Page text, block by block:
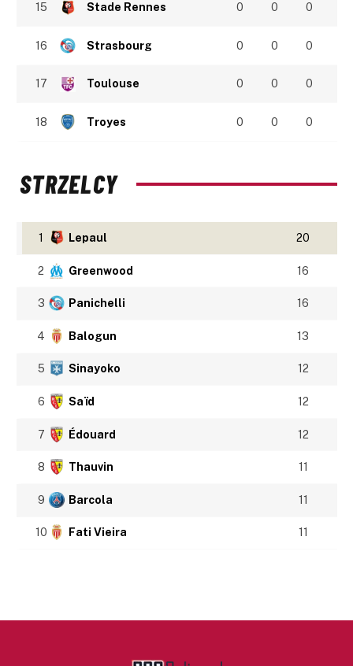
15 Stade Rennes 0 0 0
16 Strasbourg 0 0 0
17 Toulouse 0 0 0
18 Troyes 0 0 0
STRZELCY
1 Lepaul 20
2 Greenwood 16
3 Panichelli 16
4 Balogun 13
5 Sinayoko 12
6 Saïd 12
7 Édouard 12
8 Thauvin 11
9 Barcola 11
10 Fati Vieira 11